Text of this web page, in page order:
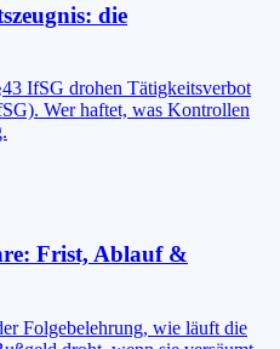
die
IfSG drohen Tätigkeitsverbot
Wer haftet, was Kontrollen
Frist, Ablauf &
Folgebelehrung, wie läuft die